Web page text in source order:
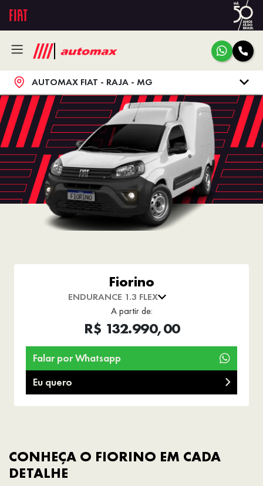
AUTOMAX FIAT - RAJA - MG
Fiorino
ENDURANCE 1.3 FLEX
A partir de:
R$ 132.990,00
Falar por Whatsapp
Eu quero
CONHEÇA O FIORINO EM CADA
DETALHE